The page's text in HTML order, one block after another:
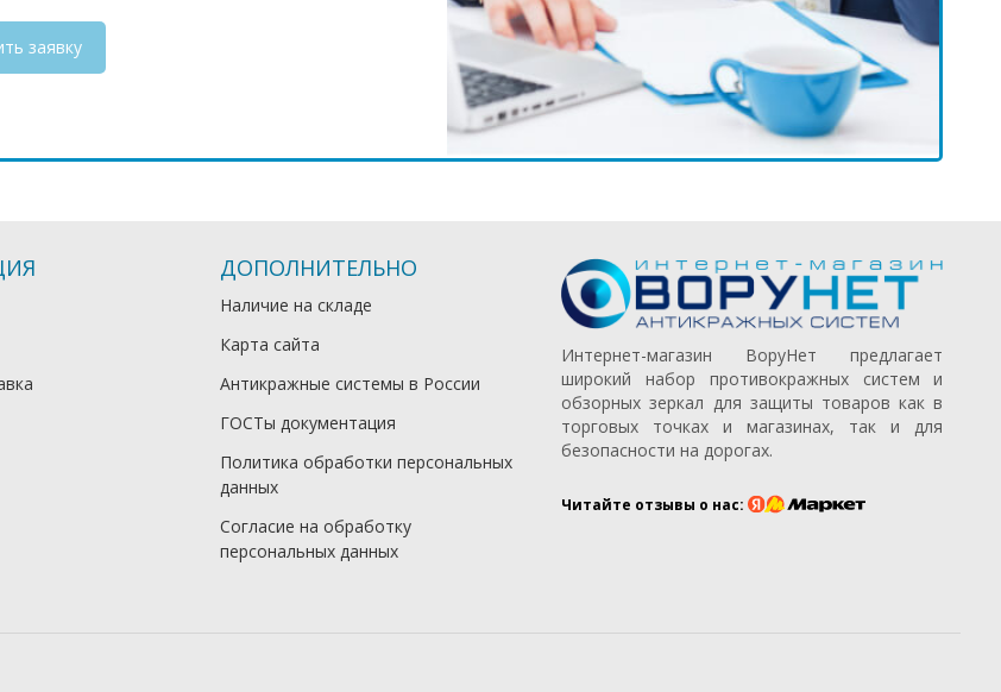
ДОПОЛНИТЕЛЬНО
Наличие на складе
Карта сайта
Антикражные системы в России
ГОСТы документация
Политика обработки персональных
данных
Согласие на обработку
персональных данных
Интернет-магазин ВоруНет предлагает
широкий набор противокражных систем и
обзорных зеркал для защиты товаров как в
торговых точках и магазинах, так и для
безопасности на дорогах.
Читайте отзывы о нас: